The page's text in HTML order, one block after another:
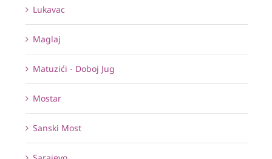
Lukavac
Maglaj
Matuzići - Doboj Jug
Mostar
Sanski Most